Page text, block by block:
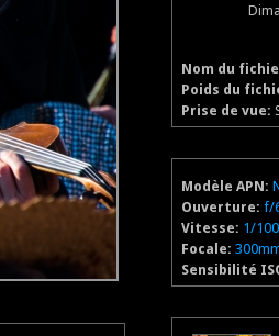
Nom du
Poids du
Prise de vue:
Modèle APN:
Ouverture: f/
Vitesse: 1/
Focale:
Sensibilité